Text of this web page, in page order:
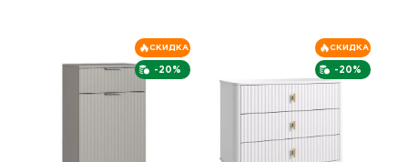
-20%
СКИДКА
-20%
СКИДКА